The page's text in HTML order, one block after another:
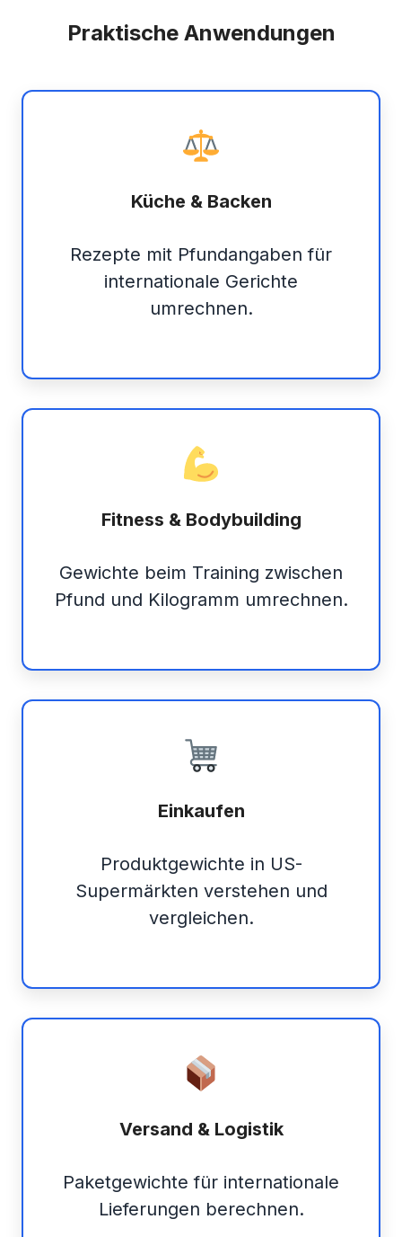
Praktische Anwendungen
Küche & Backen
Rezepte mit Pfundangaben für
internationale Gerichte
umrechnen.
Fitness & Bodybuilding
Gewichte beim Training zwischen
Pfund und Kilogramm umrechnen.
Einkaufen
Produktgewichte in US-
Supermärkten verstehen und
vergleichen.
Versand & Logistik
Paketgewichte für internationale
Lieferungen berechnen.